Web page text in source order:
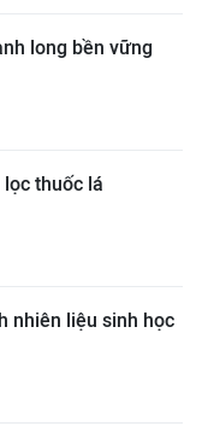
long bền vững
thuốc lá
nhiên liệu sinh học